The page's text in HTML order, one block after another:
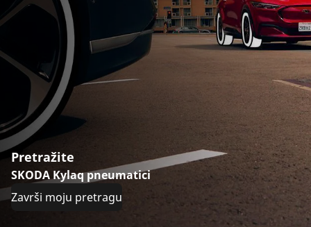
Pretražite
SKODA Kylaq pneumatici
Završi moju pretragu